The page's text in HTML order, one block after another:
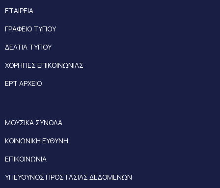
ΕΤΑΙΡΕΙΑ
ΓΡΑΦΕΙΟ ΤΥΠΟΥ
ΔΕΛΤΙΑ ΤΥΠΟΥ
ΧΟΡΗΓΙΕΣ ΕΠΙΚΟΙΝΩΝΙΑΣ
ΕΡΤ ΑΡΧΕΙΟ
ΜΟΥΣΙΚΑ ΣΥΝΟΛΑ
ΚΟΙΝΩΝΙΚΗ ΕΥΘΥΝΗ
ΕΠΙΚΟΙΝΩΝΙΑ
ΥΠΕΥΘΥΝΟΣ ΠΡΟΣΤΑΣΙΑΣ ΔΕΔΟΜΕΝΩΝ